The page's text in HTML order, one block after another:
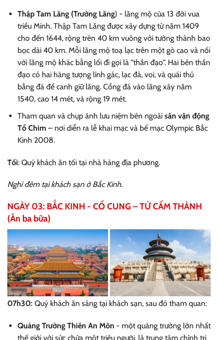
Thập Tam Lăng (Trường Lăng) - lăng mộ của 13 đời vua
triều Minh. Thập Tam Lăng được xây dựng từ năm 1409
cho đến 1644, rộng trên 40 km vuông với tường thành bao
bọc dài 40 km. Mỗi lăng mộ toạ lạc trên một gò cao và nối
với lăng mộ khác bằng lối đi gọi là "thần đạo". Hai bên thần
đạo có hai hàng tượng lính gác, lạc đà, voi, và quái thú
bằng đá để canh giữ lăng. Cổng đá vào lăng xây năm
1540, cao 14 mét, và rộng 19 mét.
Tham quan và chụp ảnh lưu niệm bên ngoài sân vận động
Tổ Chim – nơi diễn ra lễ khai mạc và bế mạc Olympic Bắc
Kinh 2008.
Tối: Quý khách ăn tối tại nhà hàng địa phương.
Nghỉ đêm tại khách sạn ở Bắc Kinh.
NGÀY 03: BẮC KINH - CỐ CUNG – TỬ CẤM THÀNH
(Ăn ba bữa)
07h30: Quý khách ăn sáng tại khách sạn, sau đó tham quan:
Quảng Trường Thiên An Môn - một quảng trường lớn nhất
thế giới với sức chứa một triệu người, là trung tâm chính trị